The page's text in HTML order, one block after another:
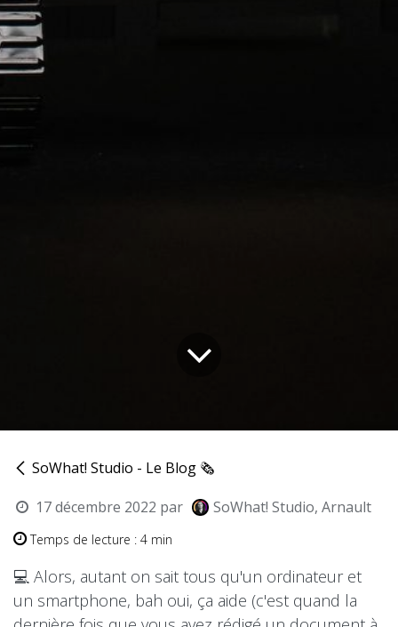
SoWhat! Studio - Le Blog 🗞
17 décembre 2022 par SoWhat! Studio, Arnault
Temps de lecture : 4 min
💻 Alors, autant on sait tous qu'un ordinateur et
un smartphone, bah oui, ça aide (c'est quand la